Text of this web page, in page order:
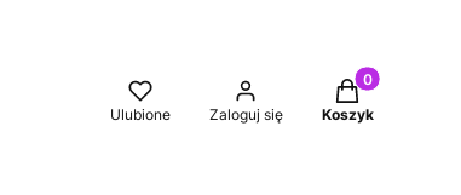
Ulubione Zaloguj się
Produkty w
Koszyk